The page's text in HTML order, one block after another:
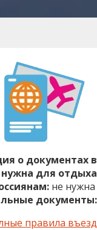
о документах
нужна для
не нужна
документы:
правила